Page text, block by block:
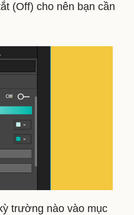
(Off) cho nên bạn cần
trường nào vào mục